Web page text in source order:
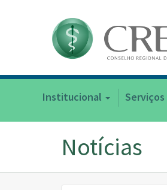
Institucional Serviços
Notícias